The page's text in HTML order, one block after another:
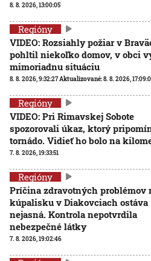
8. 8. 2026, 13:00:05
Regióny
VIDEO: Rozsiahly požiar v
pohltil niekoľko domov, v obci
mimoriadnu situáciu
8. 8. 2026, 9:32:27Aktualizované:8. 8. 2026,
Regióny
VIDEO: Pri Rimavskej Sobote
spozorovali úkaz, ktorý
tornádo. Vidieť ho bolo na
7. 8. 2026, 19:33:51
Regióny
Príčina zdravotných problémov
kúpalisku v Diakovciach ostáva
nejasná. Kontrola nepotvrdila
nebezpečné látky
7. 8. 2026, 19:02:46